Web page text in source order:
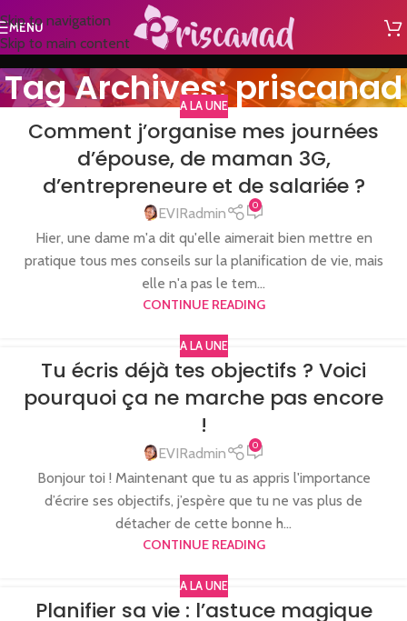
Skip to navigation
Skip to main content
MENU
Tag Archives: priscanad
A LA UNE
Comment j’organise mes journées
d’épouse, de maman 3G,
d’entrepreneure et de salariée ?
EVIRadmin 0
Hier, une dame m'a dit qu'elle aimerait bien mettre en
pratique tous mes conseils sur la planification de vie, mais
elle n'a pas le tem...
CONTINUE READING
A LA UNE
Tu écris déjà tes objectifs ? Voici
pourquoi ça ne marche pas encore
!
EVIRadmin 0
Bonjour toi ! Maintenant que tu as appris l'importance
d’écrire ses objectifs, j’espère que tu ne vas plus de
détacher de cette bonne h...
CONTINUE READING
A LA UNE
Planifier sa vie : l’astuce magique